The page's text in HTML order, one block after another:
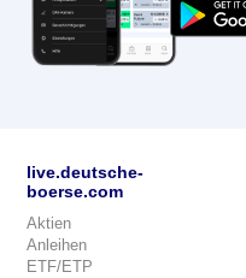
live.deutsche-
boerse.com
Aktien
Anleihen
ETF/ETP